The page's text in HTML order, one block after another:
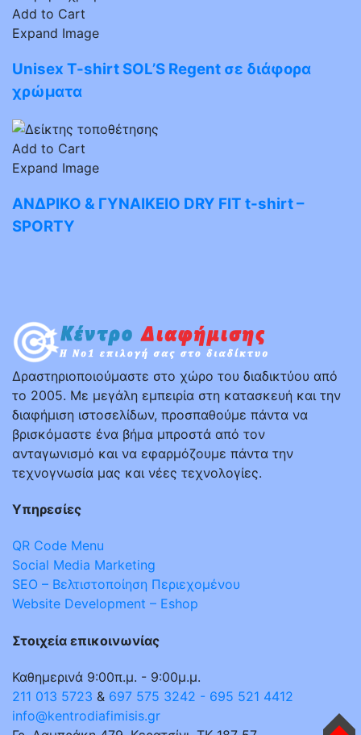
Add to Cart
Expand Image
Unisex T-shirt SOL’S Regent σε διάφορα
χρώματα
Add to Cart
Expand Image
ΑΝΔΡΙΚΟ & ΓΥΝΑΙΚΕΙΟ DRY FIT t-shirt –
SPORTY
Δραστηριοποιούμαστε στο χώρο του διαδικτύου από
το 2005. Με μεγάλη εμπειρία στη κατασκευή και την
διαφήμιση ιστοσελίδων, προσπαθούμε πάντα να
βρισκόμαστε ένα βήμα μπροστά από τον
ανταγωνισμό και να εφαρμόζουμε πάντα την
τεχνογνωσία μας και νέες τεχνολογίες.
Υπηρεσίες
QR Code Menu
Social Media Marketing
SEO – Βελτιστοποίηση Περιεχομένου
Website Development – Eshop
Στοιχεία επικοινωνίας
Καθημερινά 9:00π.μ. - 9:00μ.μ.
211 013 5723 & 697 575 3242 - 695 521 4412
info@kentrodiafimisis.gr